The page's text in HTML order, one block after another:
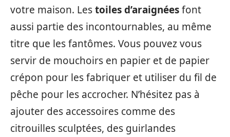
votre maison. Lestoiles d’araignéesfont
aussi partie des incontournables, au même
titre que les fantômes. Vous pouvez vous
servir de mouchoirs en papier et de papier
crépon pour les fabriquer et utiliser du fil de
pêche pour les accrocher. N’hésitez pas à
ajouter des accessoires comme des
citrouilles sculptées, des guirlandes